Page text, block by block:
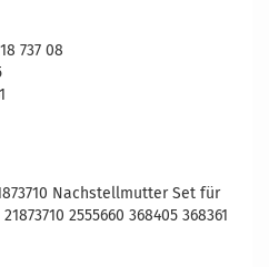
737 08
Nachstellmutter Set für
2555660 368405 368361